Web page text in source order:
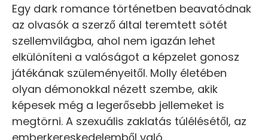
Egy dark romance történetben beavatódnak
az olvasók a szerző által teremtett sötét
szellemvilágba, ahol nem igazán lehet
elkülöníteni a valóságot a képzelet gonosz
játékának szüleményeitől. Molly életében
olyan démonokkal nézett szembe, akik
képesek még a legerősebb jellemeket is
megtörni. A szexuális zaklatás túlélésétől, az